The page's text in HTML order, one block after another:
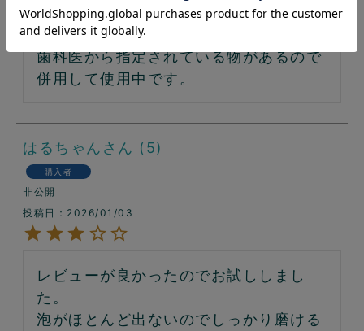
きました。磨いた後ツルツルになりま
す。
歯科医から指定されている物があるので
併用して使用中です。
はるちゃん 5
購入者
非公開
投稿日
2026/01/03
レビューが良かったのでお試ししまし
た。
泡がほとんど出ないのでしっかり磨ける